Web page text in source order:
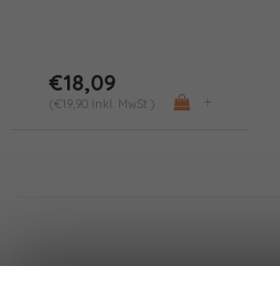
€18,09
(€19,90 Inkl. MwSt.) +